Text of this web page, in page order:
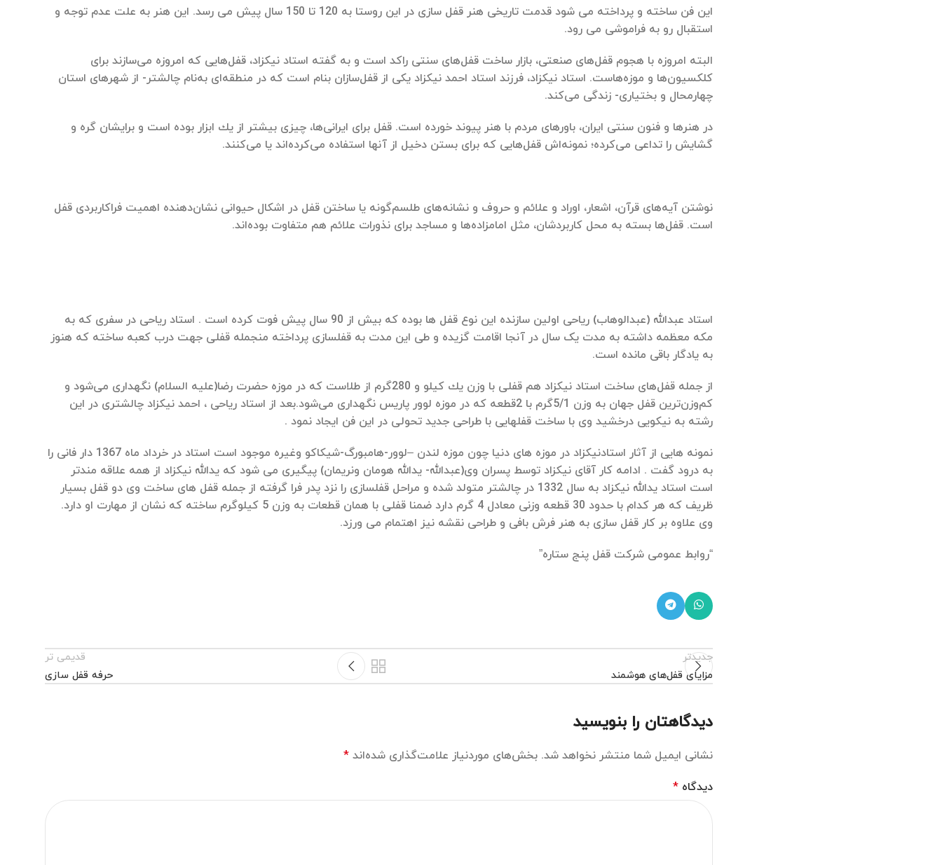
این فن ساخته و پرداخته می شود قدمت تاریخی هنر قفل سازی در این روستا به 120 تا 150 سال پیش می رسد. این هنر به علت عدم توجه و
استقبال رو به فراموشی می رود.
البته امروزه با هجوم قفل‌های صنعتی، بازار ساخت قفل‌های سنتی راكد است و به گفته استاد نیكزاد، قفل‌هایی كه امروزه می‌سازند برای
كلكسیون‌ها و موزه‌هاست. استاد نیكزاد، فرزند استاد احمد نیكزاد یكی از قفل‌سازان بنام است كه در منطقه‌ای به‌نام چالشتر- از شهرهای استان
چهارمحال و بختیاری- زندگی می‌كند.
در هنرها و فنون سنتی ایران، باورهای مردم با هنر پیوند خورده است. قفل برای ایرانی‌ها، چیزی بیشتر از یك ابزار بوده است و برایشان گره و
گشایش را تداعی می‌كرده؛ نمونه‌اش قفل‌هایی كه برای بستن دخیل از آنها استفاده می‌كرده‌اند یا می‌كنند.
نوشتن آیه‌های قرآن،‌ اشعار، اوراد و علائم و حروف و نشانه‌های طلسم‌گونه یا ساختن قفل در اشكال حیوانی نشان‌دهنده اهمیت فراكاربردی قفل
است. قفل‌ها بسته به محل كاربردشان، مثل امامزاده‌ها و مساجد برای نذورات علائم هم متفاوت بوده‌اند.
استاد عبدالله (عبدالوهاب) ریاحی اولین سازنده این نوع قفل ها بوده که بیش از 90 سال پیش فوت کرده است . استاد ریاحی در سفری که به
مکه معظمه داشته به مدت یک سال در آنجا اقامت گزیده و طی این مدت به قفلسازی پرداخته منجمله قفلی جهت درب کعبه ساخته که هنوز
به یادگار باقی مانده است.
از جمله قفل‌های ساخت استاد نیكزاد هم قفلی با وزن یك كیلو و 280گرم از طلاست كه در موزه حضرت رضا(علیه السلام) نگهداری می‌شود و
كم‌وزن‌ترین قفل جهان به وزن 5/1گرم با 2قطعه كه در موزه لوور پاریس نگهداری می‌شود.بعد از استاد ریاحی ، احمد نیکزاد چالشتری در این
رشته به نیکویی درخشید وی با ساخت قفلهایی با طراحی جدید تحولی در این فن ایجاد نمود .
نمونه هایی از آثار استادنیکزاد در موزه های دنیا چون موزه لندن –لوور-هامبورگ-شیکاکو وغیره موجود است استاد در خرداد ماه 1367 دار فانی را
به درود گفت . ادامه کار آقای نیکزاد توسط پسران وی(عبدالله- یدالله هومان ونریمان) پیگیری می شود که یدالله نیکزاد از همه علاقه مندتر
است استاد یدالله نیکزاد به سال 1332 در چالشتر متولد شده و مراحل قفلسازی را نزد پدر فرا گرفته از جمله قفل های ساخت وی دو قفل بسیار
ظریف که هر کدام با حدود 30 قطعه وزنی معادل 4 گرم دارد ضمنا قفلی با همان قطعات به وزن 5 کیلوگرم ساخته که نشان از مهارت او دارد.
وی علاوه بر کار قفل سازی به هنر فرش بافی و طراحی نقشه نیز اهتمام می ورزد.
“روابط عمومی شرکت قفل پنج ستاره”
جدیدتر
مزایای قفل‌های هوشمند
قدیمی تر
حرفه قفل سازی
دیدگاهتان را بنویسید
نشانی ایمیل شما منتشر نخواهد شد. بخش‌های موردنیاز علامت‌گذاری شده‌اند*
دیدگاه*